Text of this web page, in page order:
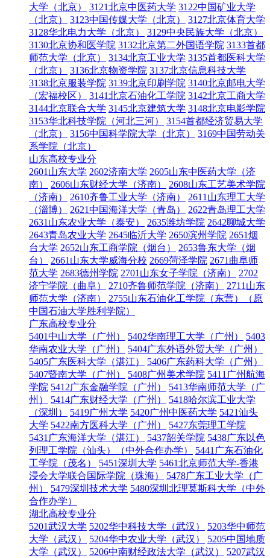
大学（北京）
3121北京中医药大学 3122中国矿业大学
（北京）
3123中国传媒大学（北京）
3127北京体育大学
3128华北电力大学（北京）
3129中央民族大学（北京）
3130北京协和医学院 3132北京第二外国语学院 3133首都
师范大学（北京）
3134北京工业大学 3135首都医科大学
（北京）
3136北京物资学院 3137北京信息科技大学
3138北京服装学院 3139北京印刷学院 3140北京邮电大学
（宏福校区）
3141北京石油化工学院 3142北京工商大学
3144北京联合大学 3145北京建筑大学 3148北京电影学院
3153华北科技学院（河北三河）
3154首都经济贸易大学
（北京）
3156中国科学院大学（北京）
3169中国劳动关
系学院（北京）
山东高校专业分
2601山东大学 2602济南大学 2605山东中医药大学（济
南）
2606山东财经大学（济南）
2608山东工艺美术学院
（济南）
2610齐鲁工业大学（济南）
2611山东理工大学
（淄博）
2621中国海洋大学（青岛）
2622青岛理工大学
2631山东农业大学（泰安）
2635潍坊学院 2642聊城大学
2643青岛农业大学 2645临沂大学 2650滨州学院 2651烟
台大学 2652山东工商学院（烟台）
2653鲁东大学（烟
台）
2661山东大学威海分校 2669菏泽学院 2671曲阜师
范大学 2683德州学院 2701山东女子学院（济南）
2702
济宁学院（曲阜）
2710齐鲁师范学院（济南）
2711山东
师范大学（济南）
2755山东石油化工学院（东营）（原
中国石油大学胜利学院）
广东高校专业分
5401中山大学（广州）
5402华南理工大学（广州）
5403
华南农业大学（广州）
5404广东外语外贸大学（广州）
5405广东医科大学（湛江）
5406广东药科大学（广州）
5407暨南大学（广州）
5408广州美术学院 5411广州航海
学院 5412广东金融学院（广州）
5413华南师范大学（广
州）
5414广东财经大学（广州）
5418哈尔滨工业大学
（深圳）
5419广州大学 5420广州中医药大学 5421汕头
大学 5422南方医科大学（广州）
5427东莞理工学院
5431广东海洋大学（湛江）
5437韶关学院 5438广东以色
列理工学院（汕头）（中外合作办学）
5441广东石油化
工学院（茂名）
5451深圳大学 5461北京师范大学-香港
浸会大学联合国际学院（珠海）
5478广东工业大学（广
州）
5479深圳技术大学 5480深圳北理莫斯科大学（中外
合作办学）
湖北高校专业分
5201武汉大学 5202华中科技大学（武汉）
5203华中师范
大学（武汉）
5204华中农业大学（武汉）
5205中国地质
大学（武汉）
5206中南财经政法大学（武汉）
5207武汉